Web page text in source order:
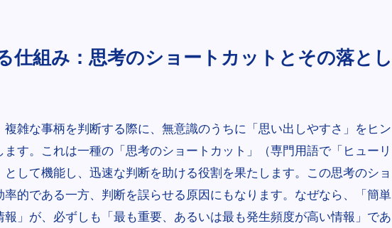
仕組み：思考のショートカットとその落とし
雑な事柄を判断する際に、無意識のうちに「思い出しやすさ」をヒン
す。これは一種の「思考のショートカット」（専門用語で「ヒューリ
して機能し、迅速な判断を助ける役割を果たします。この思考のショ
率的である一方、判断を誤らせる原因にもなります。なぜなら、「簡単
」が、必ずしも「最も重要、あるいは最も発生頻度が高い情報」であ